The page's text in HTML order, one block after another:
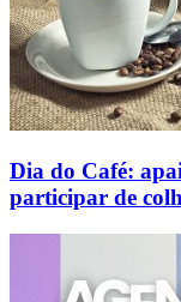
Dia do Café:
participar de